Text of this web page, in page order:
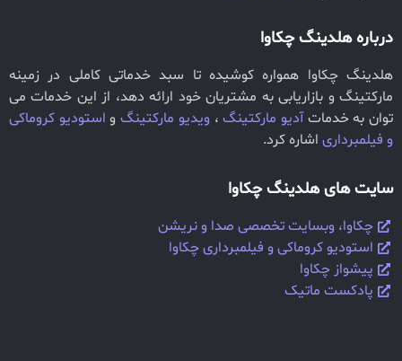
درباره هلدینگ چکاوا
هلدینگ چکاوا همواره کوشیده تا سبد خدماتی کاملی در زمینه
مارکتینگ و بازاریابی به مشتریان خود ارائه دهد، از این خدمات می
توان به خدماتآدیو مارکتینگ،ویدیو مارکتینگو استودیو کروماکی
و فیلمبرداری اشاره کرد.
سایت های هلدینگ چکاوا
چکاوا، وبسایت تخصصی صدا و نریشن
استودیو کروماکی و فیلمبرداری چکاوا
پیشواز چکاوا
پادکست ماتیک